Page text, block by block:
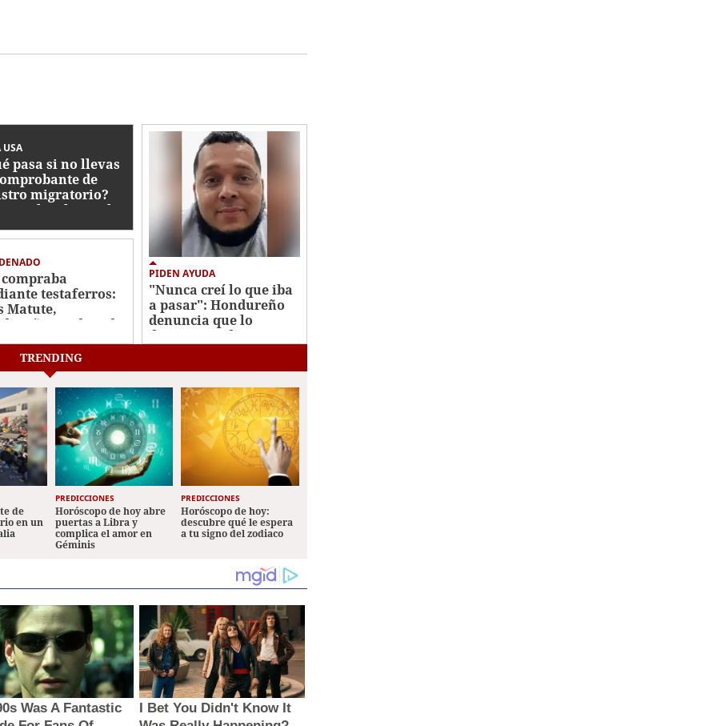
pasa si no llevas
de
migratorio?
actualiza las reglas
testaferros:
Matute,
condenado
de armas
PIDEN AYUDA
"Nunca creí lo que iba
a pasar": Hondureño
denuncia que lo
deportaron de EE UU a
TRENDING
de
en un
PREDICCIONES
Horóscopo de hoy abre
puertas a Libra y
complica el amor en
Géminis
PREDICCIONES
Horóscopo de hoy:
descubre qué le espera
a tu signo del zodiaco
Was A Fantastic
I Bet You Didn't Know It